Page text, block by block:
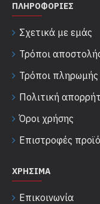
ΠΛΗΡΟΦΟΡΊΕΣ
Σχετικά με εμάς
Τρόποι
Τρόποι πληρωμής
Πολιτική
Όροι χρήσης
Επιστροφές
ΧΡΉΣΙΜΑ
Επικοινωνία